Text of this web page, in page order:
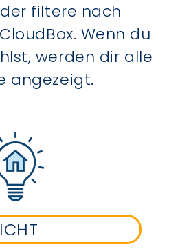
filtere nach
Wenn du
werden dir alle
angezeigt.